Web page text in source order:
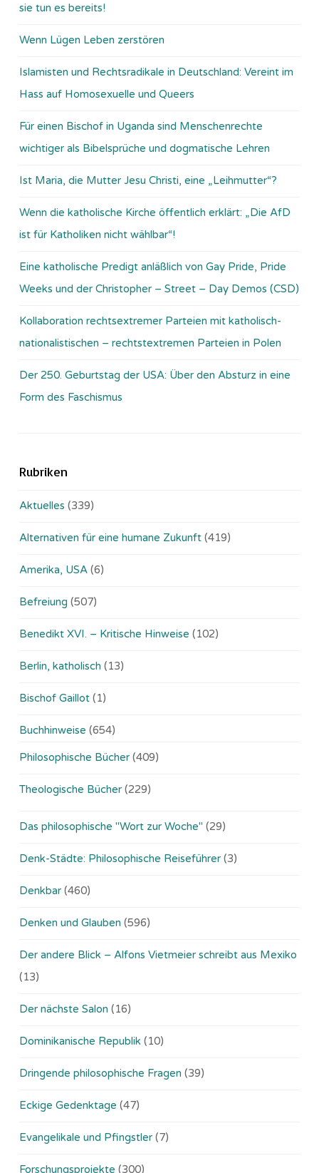
sie tun es bereits!
Wenn Lügen Leben zerstören
Islamisten und Rechtsradikale in Deutschland: Vereint im
Hass auf Homosexuelle und Queers
Für einen Bischof in Uganda sind Menschenrechte
wichtiger als Bibelsprüche und dogmatische Lehren
Ist Maria, die Mutter Jesu Christi, eine „Leihmutter“?
Wenn die katholische Kirche öffentlich erklärt: „Die AfD
ist für Katholiken nicht wählbar“!
Eine katholische Predigt anläßlich von Gay Pride, Pride
Weeks und der Christopher – Street – Day Demos (CSD)
Kollaboration rechtsextremer Parteien mit katholisch-
nationalistischen – rechtstextremen Parteien in Polen
Der 250. Geburtstag der USA: Über den Absturz in eine
Form des Faschismus
Rubriken
Aktuelles (339)
Alternativen für eine humane Zukunft (419)
Amerika, USA (6)
Befreiung (507)
Benedikt XVI. – Kritische Hinweise (102)
Berlin, katholisch (13)
Bischof Gaillot (1)
Buchhinweise (654)
Philosophische Bücher (409)
Theologische Bücher (229)
Das philosophische "Wort zur Woche" (29)
Denk-Städte: Philosophische Reiseführer (3)
Denkbar (460)
Denken und Glauben (596)
Der andere Blick – Alfons Vietmeier schreibt aus Mexiko
(13)
Der nächste Salon (16)
Dominikanische Republik (10)
Dringende philosophische Fragen (39)
Eckige Gedenktage (47)
Evangelikale und Pfingstler (7)
Forschungsprojekte (300)